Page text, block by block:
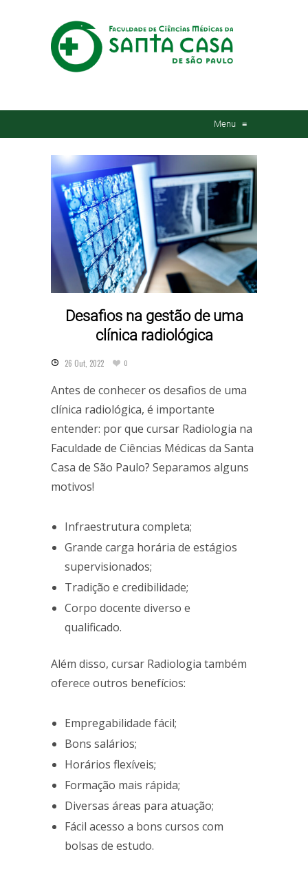
Menu ≡
Desafios na gestão de uma
clínica radiológica
26 Out, 2022 0
Antes de conhecer os desafios de uma
clínica radiológica, é importante
entender: por que cursar Radiologia na
Faculdade de Ciências Médicas da Santa
Casa de São Paulo? Separamos alguns
motivos!
Infraestrutura completa;
Grande carga horária de estágios
supervisionados;
Tradição e credibilidade;
Corpo docente diverso e
qualificado.
Além disso, cursar Radiologia também
oferece outros benefícios:
Empregabilidade fácil;
Bons salários;
Horários flexíveis;
Formação mais rápida;
Diversas áreas para atuação;
Fácil acesso a bons cursos com
bolsas de estudo.